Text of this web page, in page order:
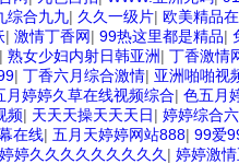
综合九九| 久久一级片| 欧美精品
| 激情丁香网| 99热这里都是精品|
| 熟女少妇内射日韩亚洲| 丁香激情
| 丁香六月综合激情| 亚洲啪啪视
月婷婷久草在线视频综合| 色五月
频| 天天天操天天天日| 婷婷综合
在线| 五月天婷婷网站888| 99爱
婷久久久久久久久久久 | 婷婷激